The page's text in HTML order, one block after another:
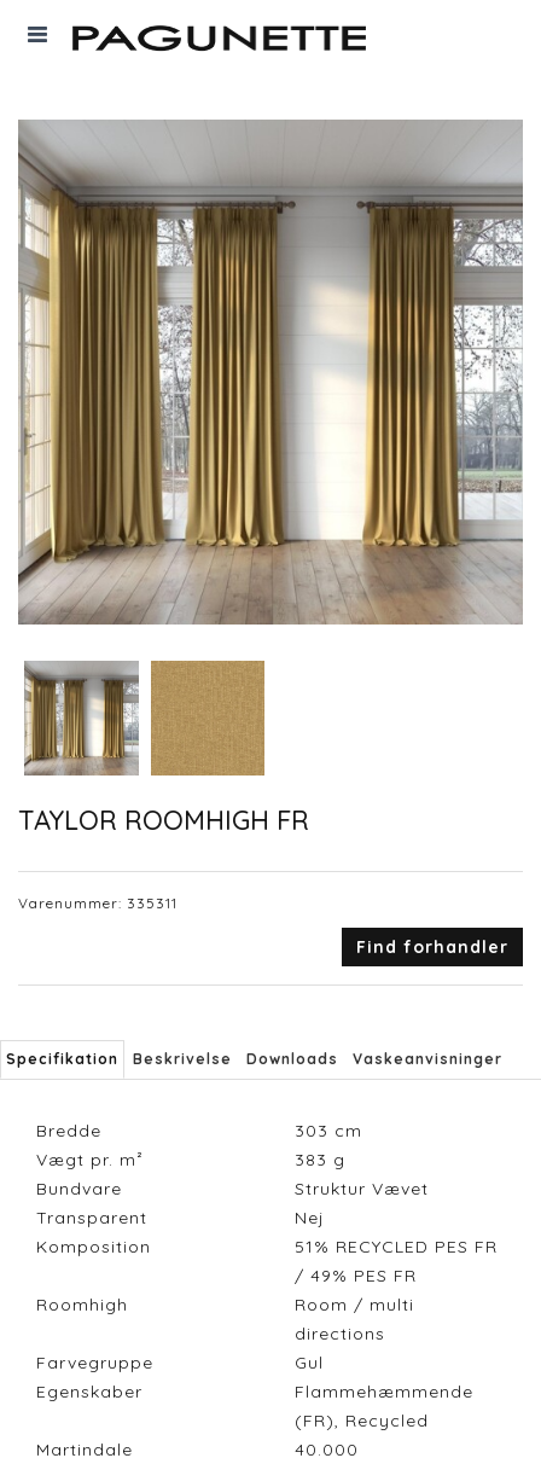
TAYLOR ROOMHIGH FR
Varenummer: 335311
Find forhandler
Specifikation Beskrivelse Downloads Vaskeanvisninger
Bredde 303 cm
Vægt pr. m²
383 g
Bundvare
Struktur Vævet
Transparent
Nej
Komposition
51% RECYCLED PES FR
/ 49% PES FR
Roomhigh
Room / multi
directions
Farvegruppe
Gul
Egenskaber
Flammehæmmende
(FR), Recycled
Martindale
40.000